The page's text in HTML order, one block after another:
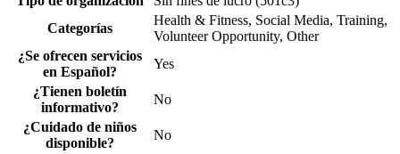
Categorías
Health & Fitness, Social Media, Training,
Volunteer Opportunity, Other
¿Se ofrecen servicios
en Español?
Yes
¿Tienen boletín
informativo?
No
¿Cuidado de niños
disponible?
No